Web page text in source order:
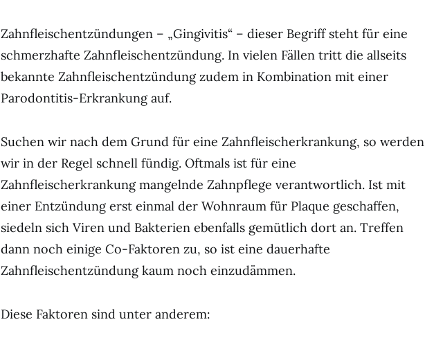
Zahnfleischentzündungen – „Gingivitis“ – dieser Begriff steht für eine
schmerzhafte Zahnfleischentzündung. In vielen Fällen tritt die allseits
bekannte Zahnfleischentzündung zudem in Kombination mit einer
Parodontitis-Erkrankung auf.
Suchen wir nach dem Grund für eine Zahnfleischerkrankung, so werden
wir in der Regel schnell fündig. Oftmals ist für eine
Zahnfleischerkrankung mangelnde Zahnpflege verantwortlich. Ist mit
einer Entzündung erst einmal der Wohnraum für Plaque geschaffen,
siedeln sich Viren und Bakterien ebenfalls gemütlich dort an. Treffen
dann noch einige Co-Faktoren zu, so ist eine dauerhafte
Zahnfleischentzündung kaum noch einzudämmen.
Diese Faktoren sind unter anderem: